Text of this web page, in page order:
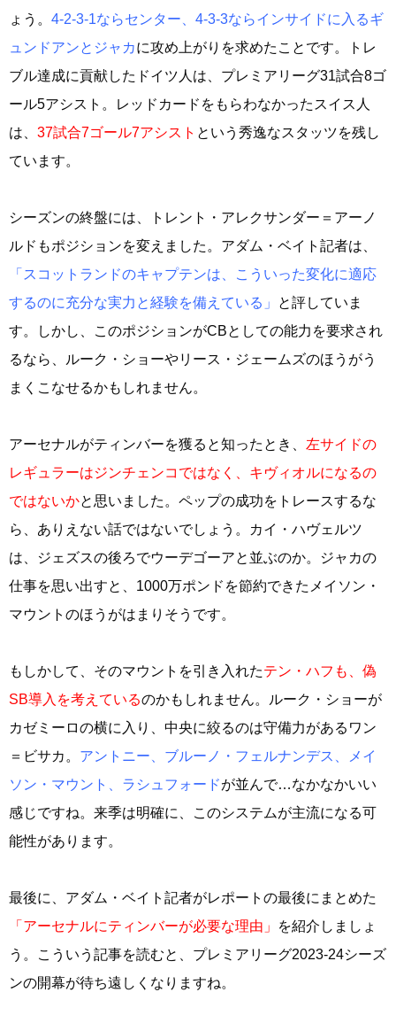
ょう。 4-2-3-1ならセンター、4-3-3ならインサイドに入るギ
ュンドアンとジャカに攻め上がりを求めたことです。トレ
ブル達成に貢献したドイツ人は、プレミアリーグ31試合8ゴ
ール5アシスト。レッドカードをもらわなかったスイス人
は、 37試合7ゴール7アシスト という秀逸なスタッツを残し
ています。
シーズンの終盤には、トレント・アレクサンダー＝アーノ
ルドもポジションを変えました。アダム・ベイト記者は、
「スコットランドのキャプテンは、こういった変化に適応
するのに充分な実力と経験を備えている」
と評していま
す。しかし、このポジションがCBとしての能力を要求され
るなら、ルーク・ショーやリース・ジェームズのほうがう
まくこなせるかもしれません。
アーセナルがティンバーを獲ると知ったとき、 左サイドの
レギュラーはジンチェンコではなく、キヴィオルになるの
ではないかと思いました。ペップの成功をトレースするな
ら、ありえない話ではないでしょう。カイ・ハヴェルツ
は、ジェズスの後ろでウーデゴーアと並ぶのか。ジャカの
仕事を思い出すと、1000万ポンドを節約できたメイソン・
マウントのほうがはまりそうです。
もしかして、そのマウントを引き入れたテン・ハフも、偽
SB導入を考えているのかもしれません。ルーク・ショーが
カゼミーロの横に入り、中央に絞るのは守備力があるワン
＝ビサカ。 アントニー、ブルーノ・フェルナンデス、メイ
ソン・マウント、ラシュフォードが並んで…なかなかいい
感じですね。来季は明確に、このシステムが主流になる可
能性があります。
最後に、アダム・ベイト記者がレポートの最後にまとめた
「アーセナルにティンバーが必要な理由」
を紹介しましょ
う。こういう記事を読むと、プレミアリーグ2023-24シーズ
ンの開幕が待ち遠しくなりますね。